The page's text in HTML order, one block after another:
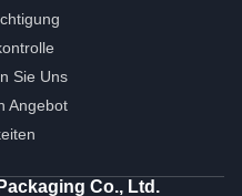
Sie Uns
Angebot
Co., Ltd.